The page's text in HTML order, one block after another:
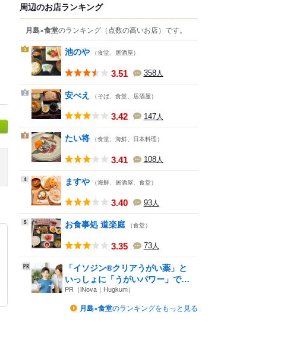
周辺のお店ランキング
月島×食堂のランキング （点数の高いお店） です。
1 池のや （食堂、居酒屋）
3.51 358人
2 安べえ （そば、食堂、居酒屋）
3.42 147人
3 たい将 （食堂、海鮮、日本料理）
3.41 108人
4 ますや （海鮮、居酒屋、食堂）
3.40 93人
5 お食事処 道楽庭 （食堂）
3.35 73人
「イソジン®クリアうがい薬」と
いっしょに「うがいパワー」で
一...
PR（iNova｜Hugkum）
月島×食堂のランキングをもっと見る